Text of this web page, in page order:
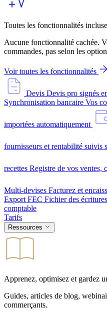
Toutes les fonctionnalités
Aucune fonctionnalité cachée.
commandes, pas selon les
Voir toutes les fonctionnalités
Devis Devis pro signés
Synchronisation bancaire Vos
importées automatiquement
fournisseurs et rentabilité suivis
recettes Registre de vos ventes,
Multi-devises Facturez et
Export FEC Fichier des
comptable
Tarifs
Ressources
Apprenez, optimisez et gardez
Guides, articles de blog,
commerçants.